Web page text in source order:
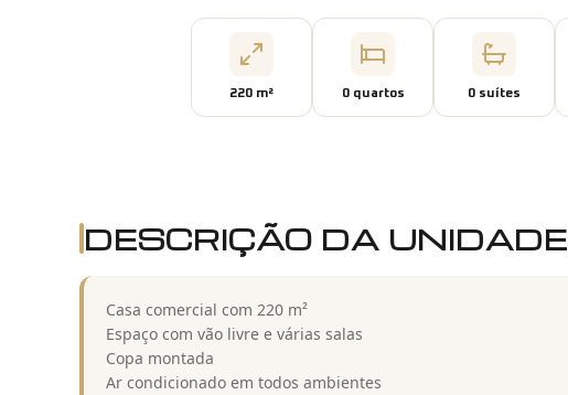
220 m² 0quartos 0 suítes
DESCRIÇÃO DA UNIDADE
Casa comercial com 220 m²
Espaço com vão livre e várias salas
Copa montada
Ar condicionado em todos ambientes